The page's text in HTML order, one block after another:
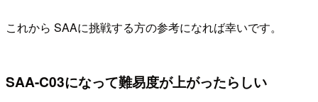
これから SAAに挑戦する方の参考になれば幸いです。
SAA-C03になって難易度が上がったらしい